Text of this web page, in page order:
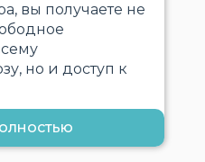
вы получаете не
но и доступ к